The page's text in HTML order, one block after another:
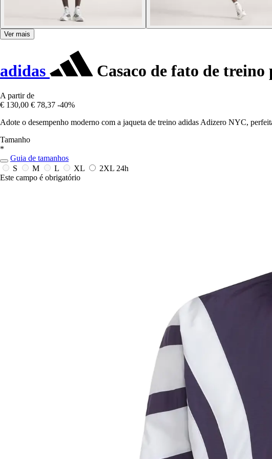
Ver mais
adidas Casaco de fato de
A partir de
€ 130,00 € 78,37 -40%
Adote o desempenho moderno com a jaqueta de treino adidas Adizero NYC,
Tamanho
*
Guia de tamanhos
S
M L XL 2XL 24h
Este campo é obrigatório